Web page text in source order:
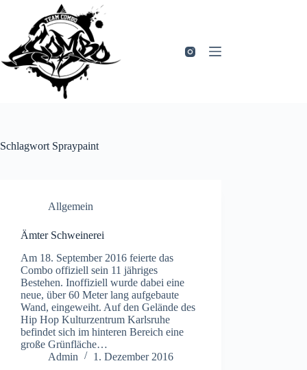
springen
Schlagwort Spraypaint
Allgemein
Ämter Schweinerei
Am 18. September 2016 feierte das
Combo offiziell sein 11 jähriges
Bestehen. Inoffiziell wurde dabei eine
neue, über 60 Meter lang aufgebaute
Wand, eingeweiht. Auf den Gelände des
Hip Hop Kulturzentrum Karlsruhe
befindet sich im hinteren Bereich eine
große Grünfläche…
Admin
1. Dezember 2016